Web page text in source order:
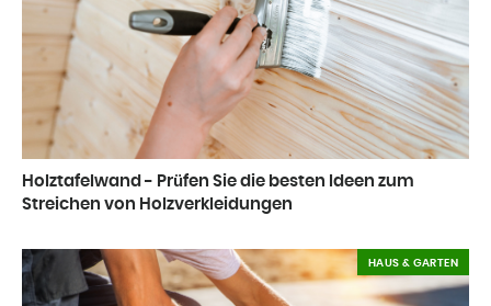
Holztafelwand - Prüfen Sie die besten Ideen zum
Streichen von Holzverkleidungen
HAUS & GARTEN